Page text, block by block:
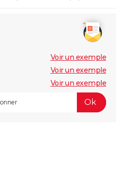
Voir un exemple
Voir un exemple
Voir un exemple